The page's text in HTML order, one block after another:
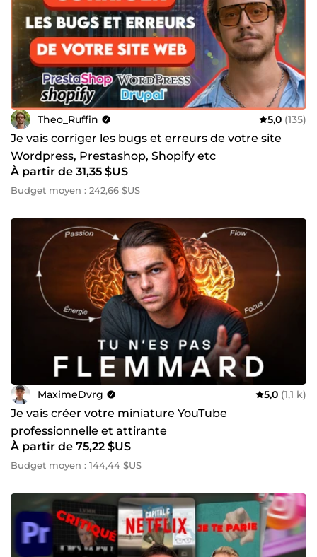
Theo_Ruffin 5,0 (135)
Je vais corriger les bugs et erreurs de votre site
Wordpress, Prestashop, Shopify etc
À partir de 31,35 $US
Budget moyen : 242,66 $US
MaximeDvrg 5,0 (1,1 k)
Je vais créer votre miniature YouTube
professionnelle et attirante
À partir de 75,22 $US
Budget moyen : 144,44 $US